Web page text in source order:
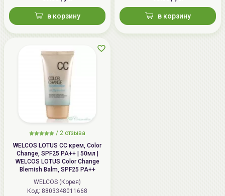
в корзину в корзину
/ 2 отзыва
WELCOS LOTUS СС крем, Color
Change, SPF25 PA++ | 50мл |
WELCOS LOTUS Color Change
Blemish Balm, SPF25 PA++
WELCOS (Корея)
Код: 8803348011668